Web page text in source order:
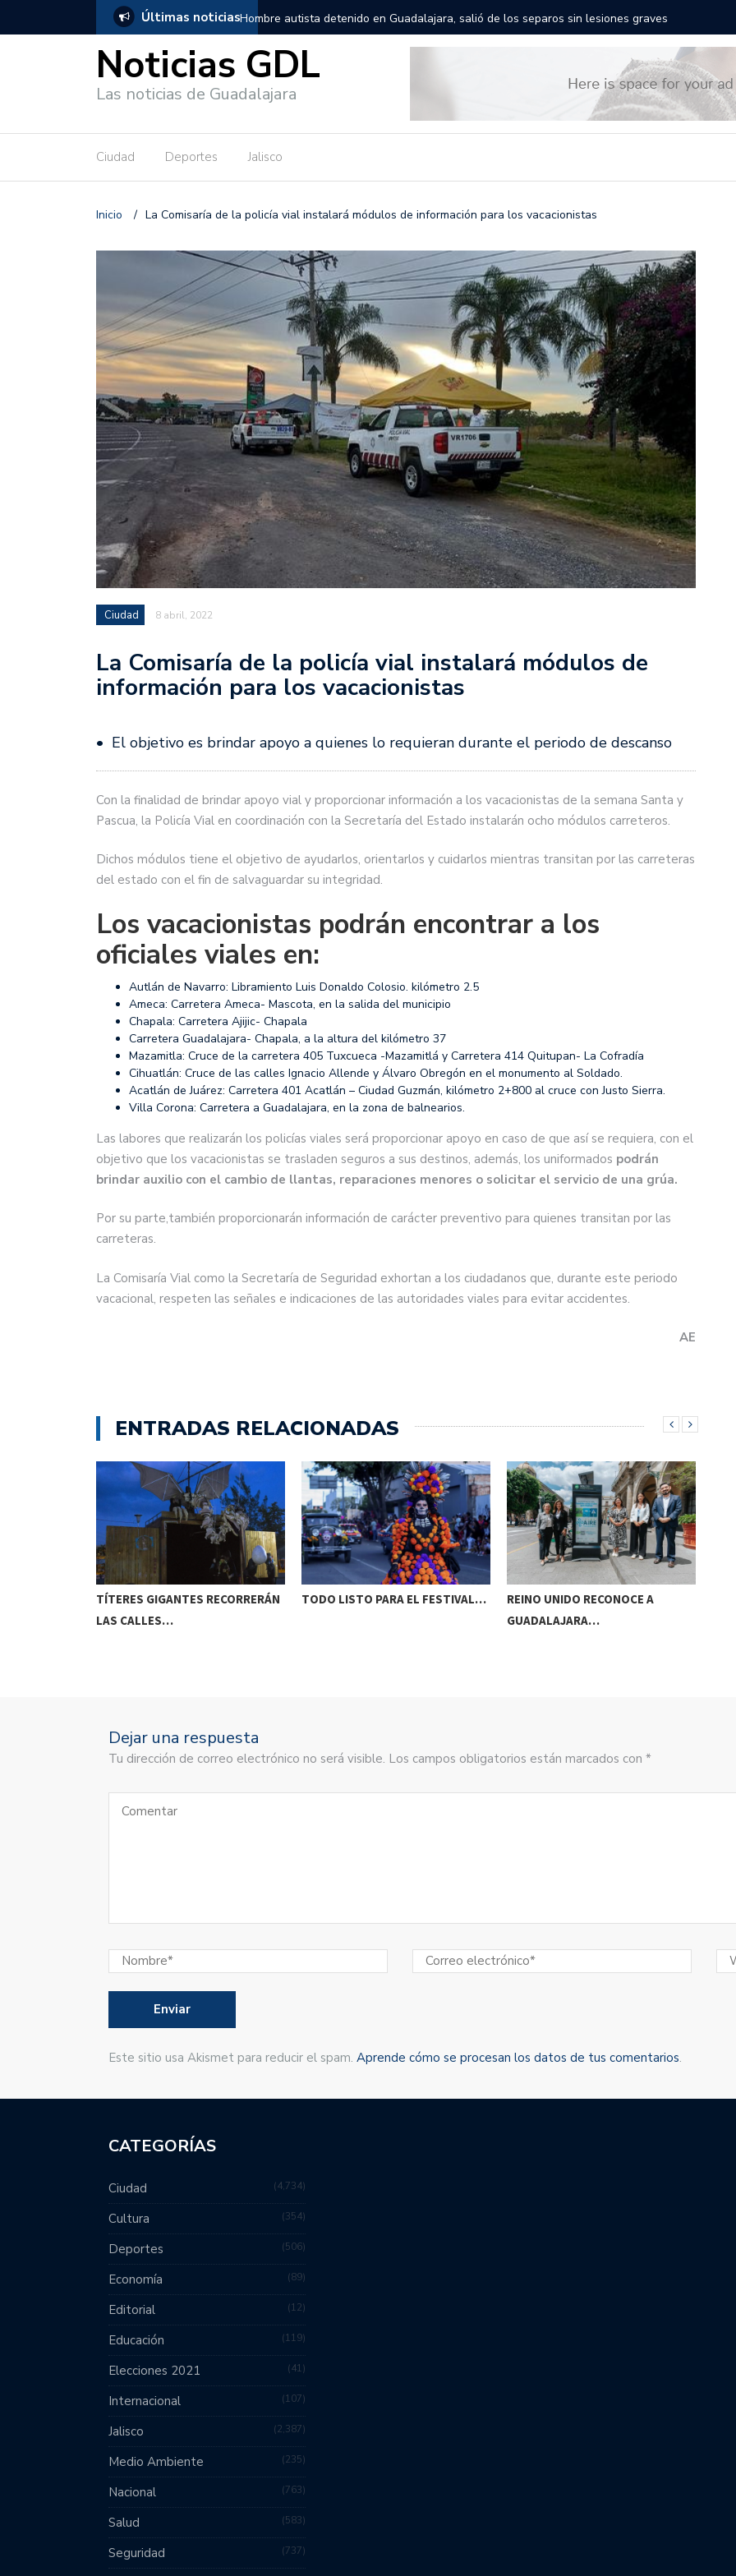
Últimas noticias
salió de los separos sin lesiones graves Títeres gigantes recorrerán las calles de Guadalajara: aparta la fecha Todo
Noticias GDL
Las noticias de Guadalajara
Ciudad Deportes Jalisco
Inicio / La Comisaría de la policía vial instalará módulos de información para los vacacionistas
Ciudad 8 abril, 2022
La Comisaría de la policía vial instalará módulos de
información para los vacacionistas
• El objetivo es brindar apoyo a quienes lo requieran durante el periodo de descanso
Con la finalidad de brindar apoyo vial y proporcionar información a los vacacionistas de la semana Santa y
Pascua, la Policía Vial en coordinación con la Secretaría del Estado instalarán ocho módulos carreteros.
Dichos módulos tiene el objetivo de ayudarlos, orientarlos y cuidarlos mientras transitan por las carreteras
del estado con el fin de salvaguardar su integridad.
Los vacacionistas podrán encontrar a los
oficiales viales en:
Autlán de Navarro: Libramiento Luis Donaldo Colosio. kilómetro 2.5
Ameca: Carretera Ameca- Mascota, en la salida del municipio
Chapala: Carretera Ajijic- Chapala
Carretera Guadalajara- Chapala, a la altura del kilómetro 37
Mazamitla: Cruce de la carretera 405 Tuxcueca -Mazamitlá y Carretera 414 Quitupan- La Cofradía
Cihuatlán: Cruce de las calles Ignacio Allende y Álvaro Obregón en el monumento al Soldado.
Acatlán de Juárez: Carretera 401 Acatlán – Ciudad Guzmán, kilómetro 2+800 al cruce con Justo Sierra.
Villa Corona: Carretera a Guadalajara, en la zona de balnearios.
Las labores que realizarán los policías viales será proporcionar apoyo en caso de que así se requiera, con el
objetivo que los vacacionistas se trasladen seguros a sus destinos, además, los uniformados podrán
brindar auxilio con el cambio de llantas, reparaciones menores o solicitar el servicio de una grúa.
Por su parte,también proporcionarán información de carácter preventivo para quienes transitan por las
carreteras.
La Comisaría Vial como la Secretaría de Seguridad exhortan a los ciudadanos que, durante este periodo
vacacional, respeten las señales e indicaciones de las autoridades viales para evitar accidentes.
AE
ENTRADAS RELACIONADAS
TÍTERES GIGANTES RECORRERÁN
LAS CALLES…
TODO LISTO PARA EL FESTIVAL…
REINO UNIDO RECONOCE A
GUADALAJARA…
Dejar una respuesta
Tu dirección de correo electrónico no será visible. Los campos obligatorios están marcados con *
Este sitio usa Akismet para reducir el spam. Aprende cómo se procesan los datos de tus comentarios.
CATEGORÍAS
Ciudad 4,734
Cultura 354
Deportes 506
Economía 89
Editorial 12
Educación 119
Elecciones 2021 41
Internacional 107
Jalisco 2,387
Medio Ambiente 235
Nacional 763
Salud 583
Seguridad 737